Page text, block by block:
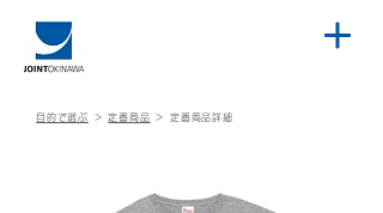
目的で選ぶ ＞定番商品 ＞定番商品詳細